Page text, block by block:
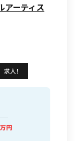
アーティス
人！
万円